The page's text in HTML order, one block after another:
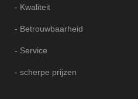
- Kwaliteit
- Betrouwbaarheid
- Service
- scherpe prijzen